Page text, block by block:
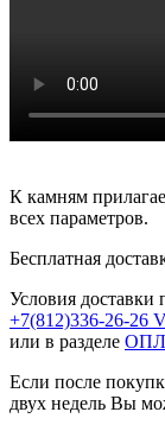
К камням
всех параметров.
Бесплатная
Условия доставки
+7(812)336-26-26
или в разделе
Если после
двух недель Вы